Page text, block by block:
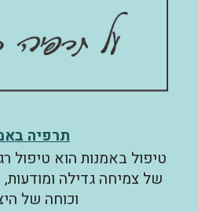
תרפיה
טיפול באמנות הוא טיפול
של צמיחה גדילה
וכוחה של